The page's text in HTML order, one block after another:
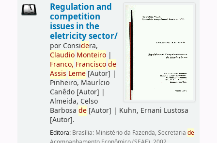
Regulation and
competition
issues in the
eletricity sector/
por Considera,
Claudio Monteiro|
Franco, Francisco de
Assis Leme[Autor] |
Pinheiro, Maurício
Canêdo[Autor] |
Almeida, Celso
Barbosa de[Autor] | Kuhn, Ernani Lustosa
[Autor].
Editora: Brasília: Ministério da Fazenda, Secretaria de